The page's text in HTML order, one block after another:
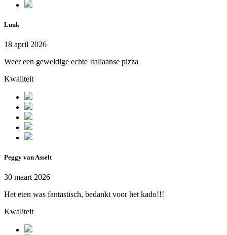
Luuk
18 april 2026
Weer een geweldige echte Italiaanse pizza
Kwaliteit
Peggy van Asselt
30 maart 2026
Het eten was fantastisch, bedankt voor het kado!!!
Kwaliteit